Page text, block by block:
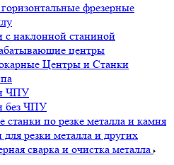
фрезерные
с наклонной станиной
центры
Центры и Станки
ЧПУ
без ЧПУ
станки по резке металла и камня
резки металла и других
сварка и очистка металла